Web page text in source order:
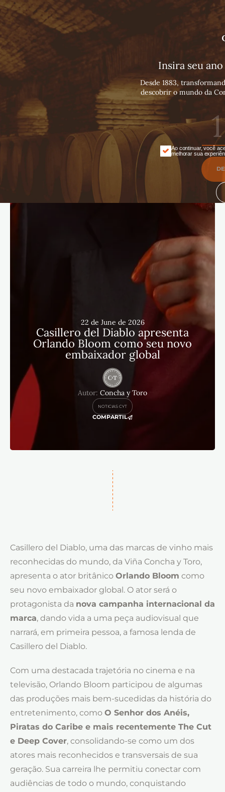
Insira seu
Desde 1883,
descobrir o mundo da
Ao continuar, você
melhorar sua
22 de June de 2026
Casillero del Diablo apresenta
Orlando Bloom como seu novo
embaixador global
Autor: Concha y Toro
NOTICIAS CYT
COMPARTIL
Casillero del Diablo, uma das marcas de vinho mais
reconhecidas do mundo, da Viña Concha y Toro,
apresenta o ator britânico Orlando Bloom como
seu novo embaixador global. O ator será o
protagonista da nova campanha internacional da
marca, dando vida a uma peça audiovisual que
narrará, em primeira pessoa, a famosa lenda de
Casillero del Diablo.
Com uma destacada trajetória no cinema e na
televisão, Orlando Bloom participou de algumas
das produções mais bem-sucedidas da história do
entretenimento, como O Senhor dos Anéis,
Piratas do Caribe e mais recentemente The Cut
e Deep Cover, consolidando-se como um dos
atores mais reconhecidos e transversais de sua
geração. Sua carreira lhe permitiu conectar com
audiências de todo o mundo, conquistando